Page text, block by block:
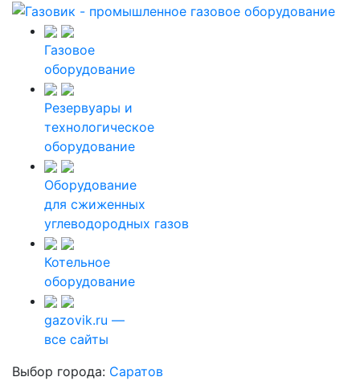
Газовое
оборудование
Резервуары и
технологическое
оборудование
Оборудование
для сжиженных
углеводородных газов
Котельное
оборудование
gazovik.ru —
все сайты
Выбор города: Саратов